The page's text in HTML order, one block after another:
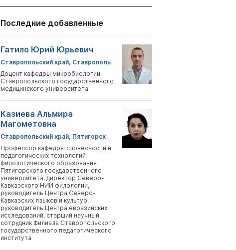
Последние добавленные
Гатило Юрий Юрьевич
Ставропольский край, Ставрополь
Доцент кафедры микробиологии
Ставропольского государственного
медицинского университета
Казиева Альмира
Магометовна
Ставропольский край, Пятигорск
Профессор кафедры словесности и
педагогических технологий
филологического образования
Пятигорского государственного
университета, директор Северо-
Кавказского НИИ филологии,
руководитель Центра Северо-
Кавказских языков и культур,
руководитель Центра евразийских
исследований, старший научный
сотрудник Филиала Ставропольского
государственного педагогического
института